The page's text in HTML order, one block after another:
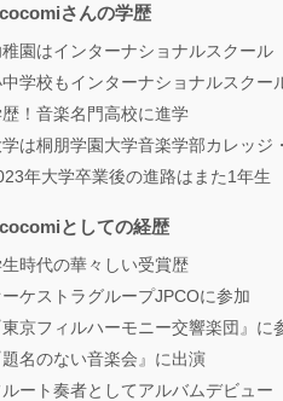
さんの学歴
園はインターナショナルスクール
学校もインターナショナルスクー
！音楽名門高校に進学
は桐朋学園大学音楽学部カレッジ
年大学卒業後の進路はまた1年生
としての経歴
時代の華々しい受賞歴
ケストラグループJPCOに参加
京フィルハーモニー交響楽団』に
名のない音楽会』に出演
ート奏者としてアルバムデビュー